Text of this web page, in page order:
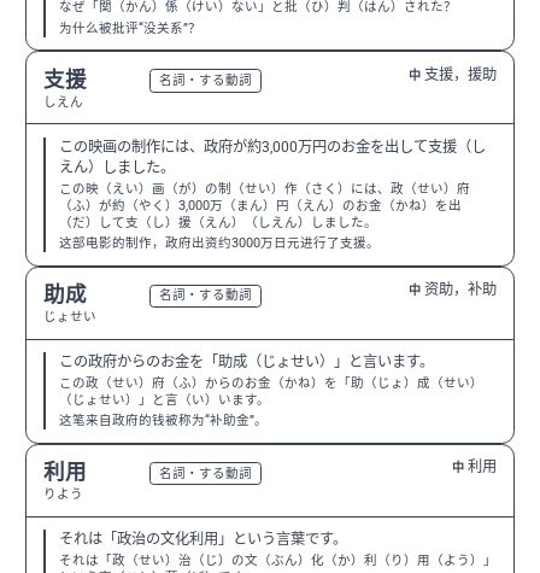
なぜ「関（かん）係（けい）ない」と批（ひ）判（はん）された？
为什么被批评“没关系”？
支援
しえん
名詞・する動詞 中 支援，援助
この映画の制作には、政府が約3,000万円のお金を出して支援（し
えん）しました。
この映（えい）画（が）の制（せい）作（さく）には、政（せい）府
（ふ）が約（やく）3,000万（まん）円（えん）のお金（かね）を出
（だ）して支（し）援（えん）（しえん）しました。
这部电影的制作，政府出资约3000万日元进行了支援。
助成
じょせい
名詞・する動詞 中 资助，补助
この政府からのお金を「助成（じょせい）」と言います。
この政（せい）府（ふ）からのお金（かね）を「助（じょ）成（せい）
（じょせい）」と言（い）います。
这笔来自政府的钱被称为“补助金”。
利用
りよう
名詞・する動詞 中 利用
それは「政治の文化利用」という言葉です。
それは「政（せい）治（じ）の文（ぶん）化（か）利（り）用（よう）」